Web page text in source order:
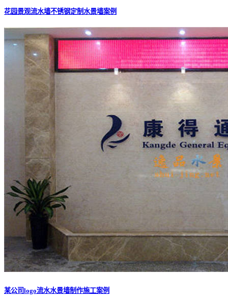
花园景观流水墙不锈钢定制水景墙案例
某公司logo流水水景墙制作施工案例